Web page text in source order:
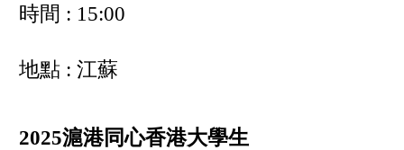
時間 : 15:00
地點 : 江蘇
2025滬港同心香港大學生